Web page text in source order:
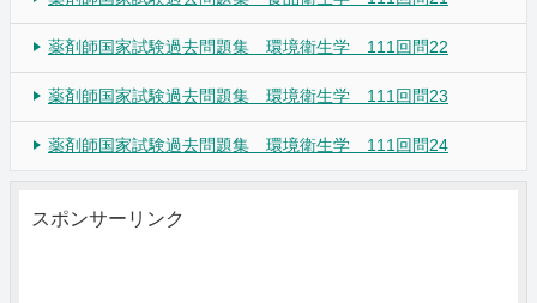
薬剤師国家試験過去問題集 環境衛生学 111回問22
薬剤師国家試験過去問題集 環境衛生学 111回問23
薬剤師国家試験過去問題集 環境衛生学 111回問24
スポンサーリンク